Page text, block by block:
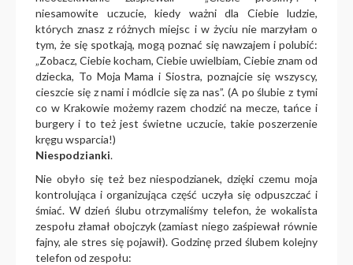
niesamowite uczucie, kiedy ważni dla Ciebie ludzie,
których znasz z różnych miejsc i w życiu nie marzyłam o
tym, że się spotkają, mogą poznać się nawzajem i polubić:
„Zobacz, Ciebie kocham, Ciebie uwielbiam, Ciebie znam od
dziecka, To Moja Mama i Siostra, poznajcie się wszyscy,
cieszcie się z nami i módlcie się za nas”. (A po ślubie z tymi
co w Krakowie możemy razem chodzić na mecze, tańce i
burgery i to też jest świetne uczucie, takie poszerzenie
kręgu wsparcia!)
Niespodzianki.
Nie obyło się też bez niespodzianek, dzięki czemu moja
kontrolująca i organizująca część uczyła się odpuszczać i
śmiać. W dzień ślubu otrzymaliśmy telefon, że wokalista
zespołu złamał obojczyk (zamiast niego zaśpiewał równie
fajny, ale stres się pojawił). Godzinę przed ślubem kolejny
telefon od zespołu: